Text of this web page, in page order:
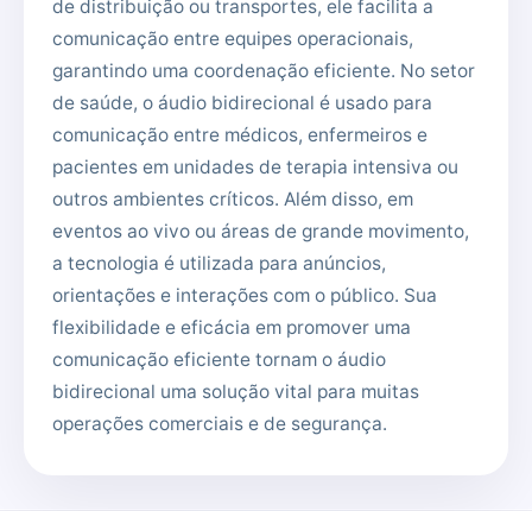
de distribuição ou transportes, ele facilita a
comunicação entre equipes operacionais,
garantindo uma coordenação eficiente. No setor
de saúde, o áudio bidirecional é usado para
comunicação entre médicos, enfermeiros e
pacientes em unidades de terapia intensiva ou
outros ambientes críticos. Além disso, em
eventos ao vivo ou áreas de grande movimento,
a tecnologia é utilizada para anúncios,
orientações e interações com o público. Sua
flexibilidade e eficácia em promover uma
comunicação eficiente tornam o áudio
bidirecional uma solução vital para muitas
operações comerciais e de segurança.